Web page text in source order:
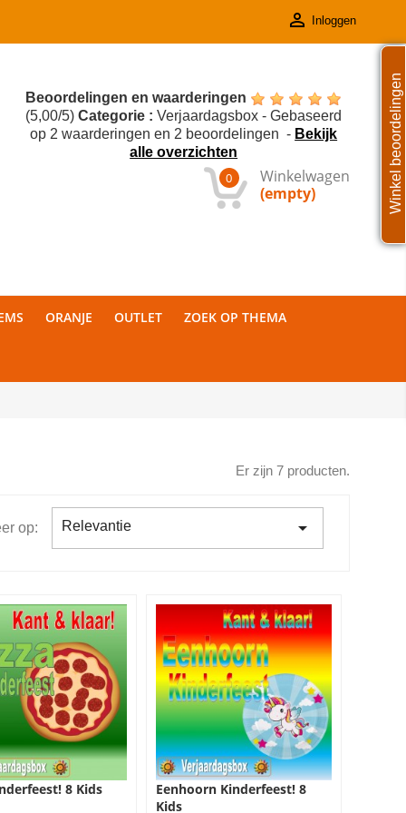
 Inloggen
Beoordelingen en waarderingen
(5,00/5)Categorie : Verjaardagsbox - Gebaseerd
op 2 waarderingen en 2 beoordelingen - Bekijk
alle overzichten
Winkelwagen
0
(empty)
ORANJE OUTLET ZOEK OP THEMA
Er zijn 7 producten.
op: Relevantie 
8 Kids
Eenhoorn Kinderfeest! 8
Kids
Winkel beoordelingen